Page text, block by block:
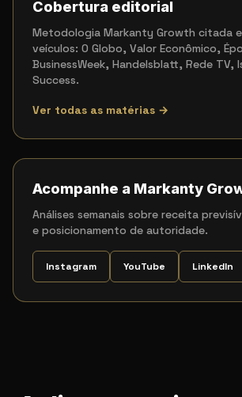
Cobertura editorial
Metodologia Markanty Growth citada
veículos: O Globo, Valor Econômico,
BusinessWeek, Handelsblatt, Rede TV,
Success.
Ver todas as matérias →
Acompanhe a Markanty
Análises semanais sobre receita
e posicionamento de autoridade.
Instagram YouTube LinkedIn